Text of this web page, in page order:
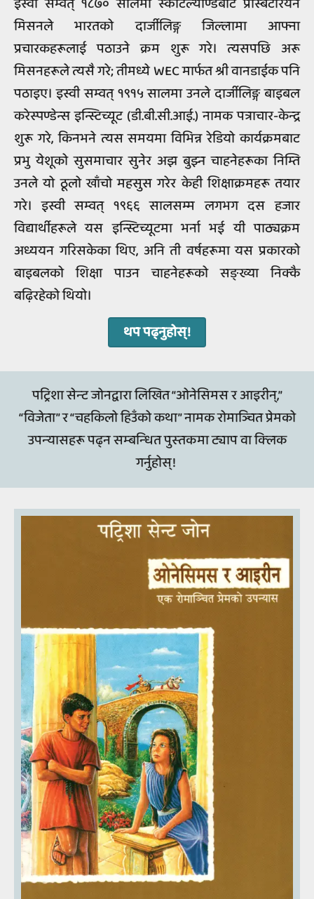
मिसनले भारतको दार्जीलिङ्ग जिल्लामा आफ्ना
प्रचारकहरूलाई पठाउने क्रम शुरू गरे। त्यसपछि अरू
मिसनहरूले त्यसै गरे; तीमध्ये WEC मार्फत श्री वानडाईक पनि
पठाइए। इस्वी सम्वत् १९१५ सालमा उनले दार्जीलिङ्ग बाइबल
करेस्पण्डेन्स इन्स्टिच्यूट (डी.बी.सी.आई.) नामक पत्राचार-केन्द्र
शुरू गरे, किनभने त्यस समयमा विभिन्न रेडियो कार्यक्रमबाट
प्रभु येशूको सुसमाचार सुनेर अझ बुझ्न चाहनेहरूका निम्ति
उनले यो ठूलो खाँचो महसुस गरेर केही शिक्षाक्रमहरू तयार
गरे। इस्वी सम्वत् १९६६ सालसम्म लगभग दस हजार
विद्यार्थीहरूले यस इन्स्टिच्यूटमा भर्ना भई यी पाठ्यक्रम
अध्ययन गरिसकेका थिए, अनि ती वर्षहरूमा यस प्रकारको
बाइबलको शिक्षा पाउन चाहनेहरूको सङ्ख्या निक्कै
बढ़िरहेको थियो।
थप पढ्‍नुहोस्‌!
पट्रिशा सेन्‍ट जोनद्वारा लिखित “ओनेसिमस र आइरीन्‌,”
“विजेता” र “चहकिलो हिउँको कथा” नामक रोमाञ्चित प्रेमको
उपन्‍यासहरू पढ्‍न सम्‍बन्‍धित पुस्‍तकमा ट्याप वा क्‍लिक
गर्नुहोस्‌!